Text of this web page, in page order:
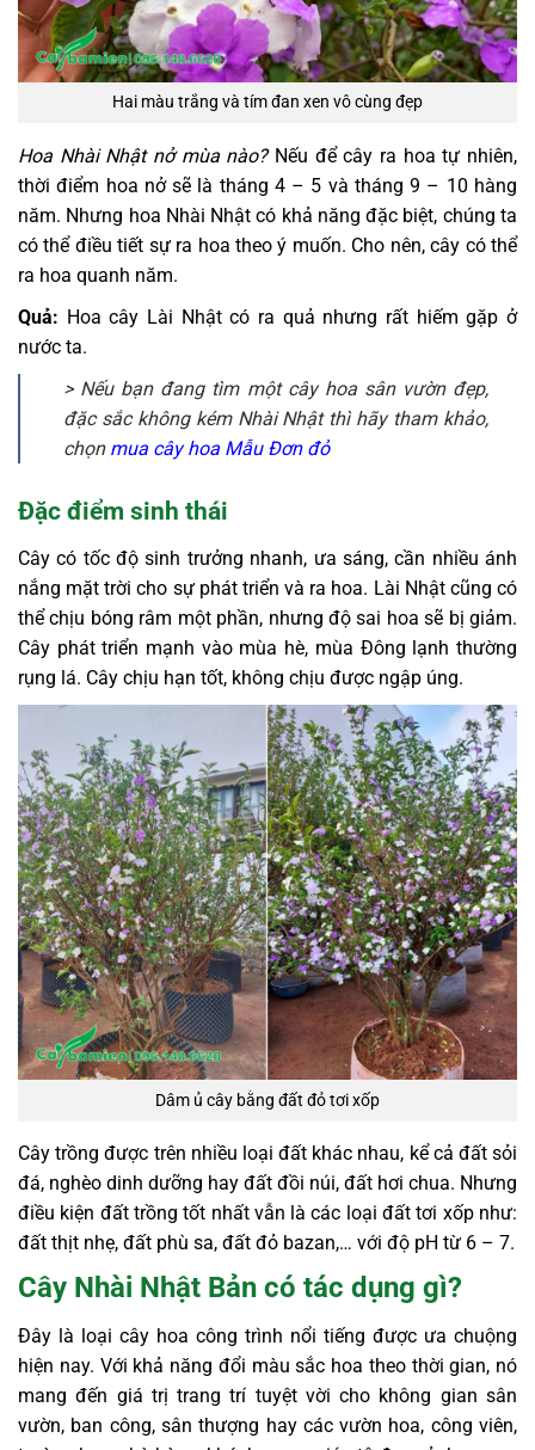
Hai màu trắng và tím đan xen vô cùng đẹp
Hoa Nhài Nhật nở mùa nào?Nếu để cây ra hoa tự nhiên,
thời điểm hoa nở sẽ là tháng 4 – 5 và tháng 9 – 10 hàng
năm. Nhưng hoa Nhài Nhật có khả năng đặc biệt, chúng ta
có thể điều tiết sự ra hoa theo ý muốn. Cho nên, cây có thể
ra hoa quanh năm.
Quả: Hoa cây Lài Nhật có ra quả nhưng rất hiếm gặp ở
nước ta.
> Nếu bạn đang tìm một cây hoa sân vườn đẹp,
đặc sắc không kém Nhài Nhật thì hãy tham khảo,
chọn mua cây hoa Mẫu Đơn đỏ
Đặc điểm sinh thái
Cây có tốc độ sinh trưởng nhanh, ưa sáng, cần nhiều ánh
nắng mặt trời cho sự phát triển và ra hoa. Lài Nhật cũng có
thể chịu bóng râm một phần, nhưng độ sai hoa sẽ bị giảm.
Cây phát triển mạnh vào mùa hè, mùa Đông lạnh thường
rụng lá. Cây chịu hạn tốt, không chịu được ngập úng.
Dâm ủ cây bằng đất đỏ tơi xốp
Cây trồng được trên nhiều loại đất khác nhau, kể cả đất sỏi
đá, nghèo dinh dưỡng hay đất đồi núi, đất hơi chua. Nhưng
điều kiện đất trồng tốt nhất vẫn là các loại đất tơi xốp như:
đất thịt nhẹ, đất phù sa, đất đỏ bazan,… với độ pH từ 6 – 7.
Cây Nhài Nhật Bản có tác dụng gì?
Đây là loại cây hoa công trình nổi tiếng được ưa chuộng
hiện nay. Với khả năng đổi màu sắc hoa theo thời gian, nó
mang đến giá trị trang trí tuyệt vời cho không gian sân
vườn, ban công, sân thượng hay các vườn hoa, công viên,